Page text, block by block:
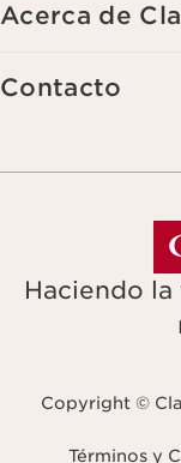
Acerca de
Contacto
Haciendo
Copyright ©
Términos y